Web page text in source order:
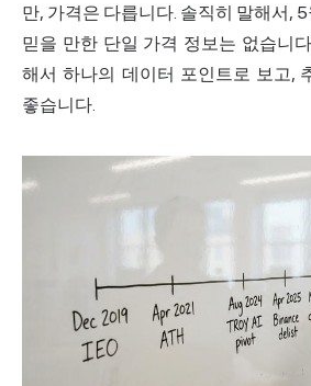
만, 가격은 다릅니다. 솔직히 말해서,
믿을 만한 단일 가격 정보는 없습니
해서 하나의 데이터 포인트로 보고,
좋습니다.